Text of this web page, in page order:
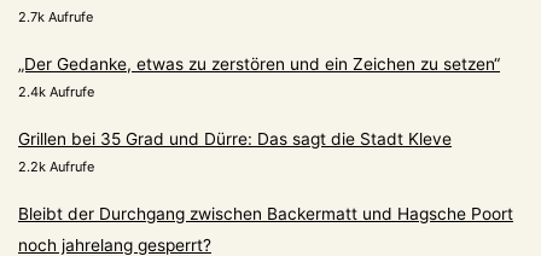
2.7k Aufrufe
„Der Gedanke, etwas zu zerstören und ein Zeichen zu setzen“
2.4k Aufrufe
Grillen bei 35 Grad und Dürre: Das sagt die Stadt Kleve
2.2k Aufrufe
Bleibt der Durchgang zwischen Backermatt und Hagsche Poort
noch jahrelang gesperrt?